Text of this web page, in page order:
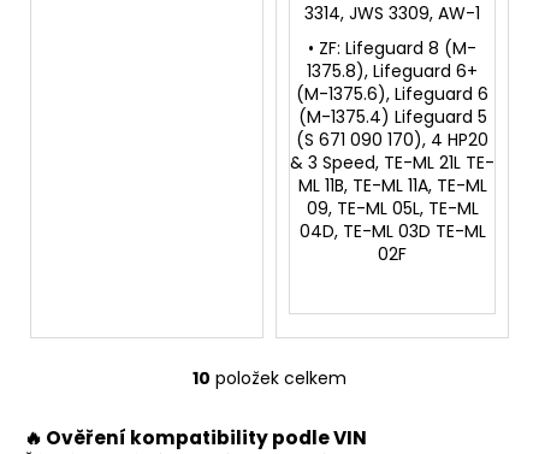
3314, JWS 3309, AW-1
• ZF: Lifeguard 8 (M-
1375.8), Lifeguard 6+
(M-1375.6), Lifeguard 6
(M-1375.4) Lifeguard 5
(S 671 090 170), 4 HP20
& 3 Speed, TE-ML 21L TE-
ML 11B, TE-ML 11A, TE-ML
09, TE-ML 05L, TE-ML
04D, TE-ML 03D TE-ML
02F
O
l
10 položek celkem
🔥 Ověření kompatibility podle VIN